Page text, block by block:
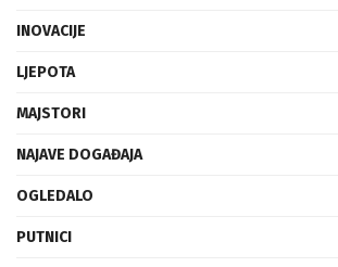
INOVACIJE
LJEPOTA
MAJSTORI
NAJAVE DOGAĐAJA
OGLEDALO
PUTNICI